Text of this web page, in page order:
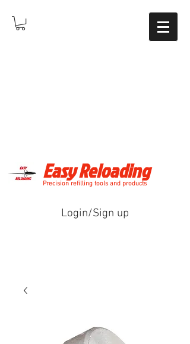
Easy Reloading
Precision refilling tools and products
Login/Sign up